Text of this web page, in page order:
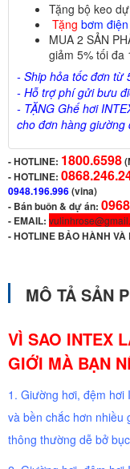
Tặng bộ keo
Tặng bơm
MUA 2 SẢN
giảm 5% tối đa
- Ship hỏa tốc đơn từ
- Hỗ trợ phí gửi bưu
- TẶNG Ghế hơi
cho đơn hàng giường
-HOTLINE: 1800.6598
- HOTLINE:
0948.196.996(vina)
- Bán buôn & dự án:
- EMAIL:
-HOTLINE BẢO HÀNH
MÔ TẢ SẢN
VÌ SAO INTEX
GIỚI MÀ BẠN
1. Giường hơi, đệm hơi
và bền chắc hơn nhiều
thông thường dễ bở